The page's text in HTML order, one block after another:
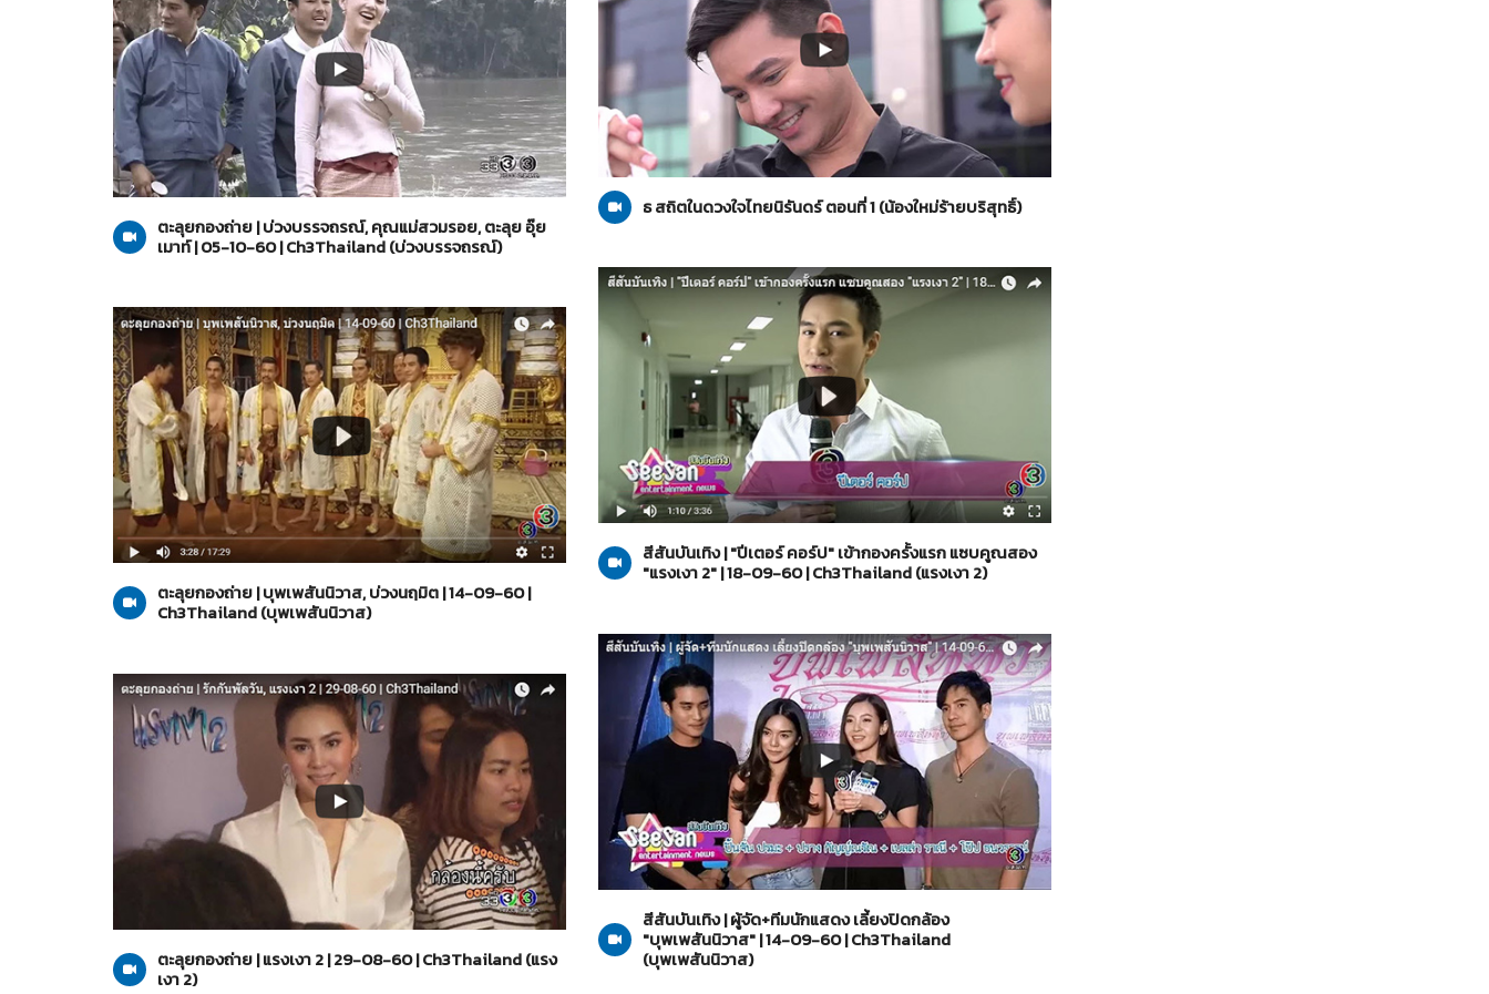
07-10-2560
น้องใหม่ร้ายบริสุทธิ์
ธ สถิตในดวงใจไทยนิรันดร์ ตอนที่ 1 (น้องใหม่ร้ายบริสุทธิ์)
05-10-2560
บ่วงบรรจถรณ์
ตะลุยกองถ่าย | บ่วงบรรจถรณ์, คุณแม่สวมรอย, ตะลุย อุ๊ย
เมาท์ | 05-10-60 | Ch3Thailand (บ่วงบรรจถรณ์)
18-09-2560
แรงเงา 2
สีสันบันเทิง | "ปีเตอร์ คอร์ป" เข้ากองครั้งแรก แซบคูณสอง
"แรงเงา 2" | 18-09-60 | Ch3Thailand (แรงเงา 2)
14-09-2560
บุพเพสันนิวาส
ตะลุยกองถ่าย | บุพเพสันนิวาส, บ่วงนฤมิต | 14-09-60 |
Ch3Thailand (บุพเพสันนิวาส)
12-09-2560
บุพเพสันนิวาส
สีสันบันเทิง | ผู้จัด+ทีมนักแสดง เลี้ยงปิดกล้อง
"บุพเพสันนิวาส" | 14-09-60 | Ch3Thailand
(บุพเพสันนิวาส)
แรงเงา 2
ตะลุยกองถ่าย | แรงเงา 2 | 29-08-60 | Ch3Thailand (แรง
เงา 2)